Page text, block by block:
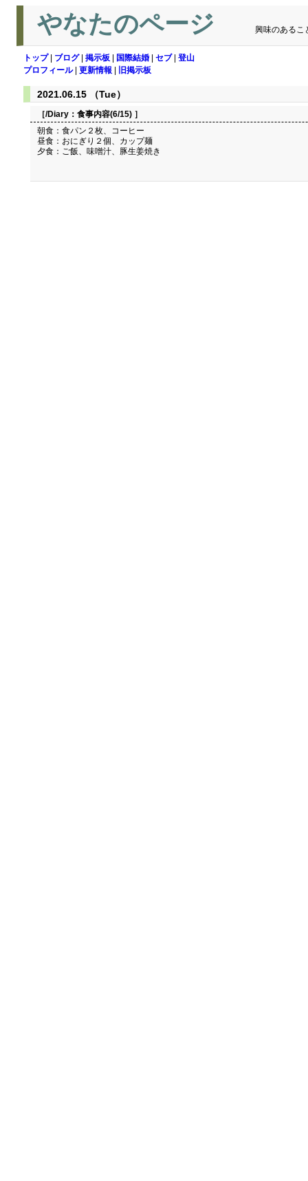
やなたのページ 興味のあるこ
トップ| ブログ| 掲示板 国際結婚 セブ| 登山
プロフィール| 更新情報 旧掲示板
2021.06.15 （Tue）
［/Diary： 食事内容(6/15) ］
朝食：食パン２枚、コーヒー
昼食：おにぎり２個、カップ麺
夕食：ご飯、味噌汁、豚生姜焼き